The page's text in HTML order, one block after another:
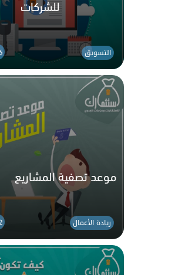
للشركات
التسويق
موعد تصفية المشاريع
ريادة الأعمال